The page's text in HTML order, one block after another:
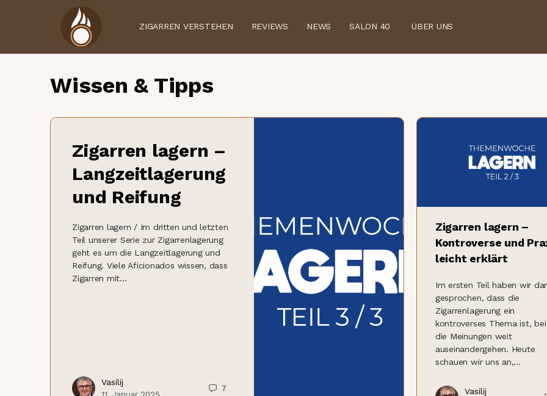
ZIGARREN VERSTEHEN REVIEWS NEWS SALON 40 ÜBER UNS
Wissen & Tipps
Zigarren lagern –
Langzeitlagerung
und Reifung
Zigarren lagern / Im dritten und letzten
Teil unserer Serie zur Zigarrenlagerung
geht es um die Langzeitlagerung und
Reifung. Viele Aficionados wissen, dass
Zigarren mit…
Vasilij
7
Zigarren lagern –
Kontroverse und
leicht erklärt
Im ersten Teil haben wir
gesprochen, dass die
Zigarrenlagerung ein
kontroverses Thema ist,
die Meinungen weit
auseinandergehen. Heute
schauen wir uns an,…
Vasilij